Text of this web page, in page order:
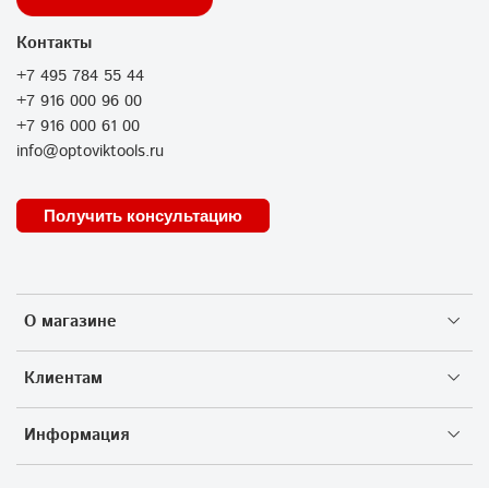
О магазине
Клиентам
Информация
Контакты
+7 495 784 55 44
+7 916 000 96 00
+7 916 000 61 00
info@optoviktools.ru
Получить консультацию